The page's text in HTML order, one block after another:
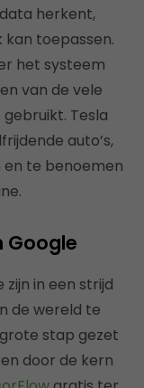
herkent,
toepassen.
het systeem
van de vele
Tesla
auto’s,
en te benoemen
Google
in een strijd
de wereld te
stap gezet
door de kern